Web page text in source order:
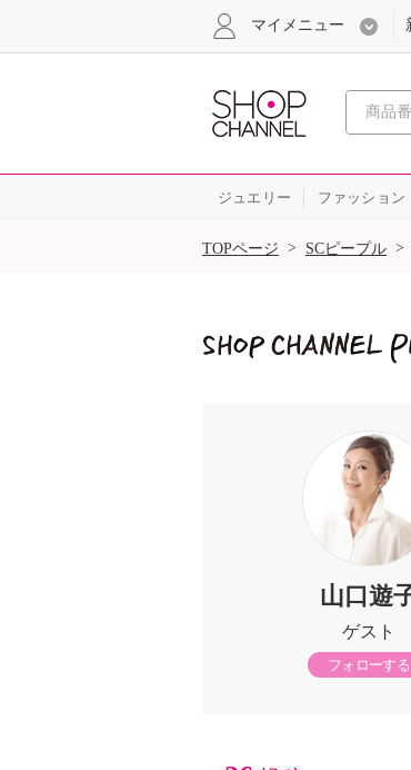
マイメニュー
ジュエリー ファッション
SALE
TOPページ > SCピープル >
山口遊
ゲスト
フォローする